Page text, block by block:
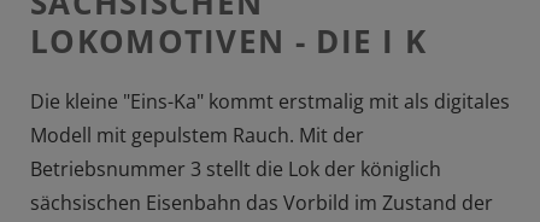
LOKOMOTIVEN - DIE I K
Die kleine "Eins-Ka" kommt erstmalig mit als digitales
Modell mit gepulstem Rauch. Mit der
Betriebsnummer 3 stellt die Lok der königlich
sächsischen Eisenbahn das Vorbild im Zustand der